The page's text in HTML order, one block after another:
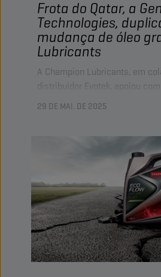
Frota do Qatar, a
Technologies,
mudança de óleo
Lubricants
A Champion Lubricants, em
distribuidor Evotek, apoiou
Engineering Technologies
desafios operacionais
fornecedor de confiança para a
oferecendo lubrificantes de
apoio logístico e um serviço
29 DE MAI. DE 2025